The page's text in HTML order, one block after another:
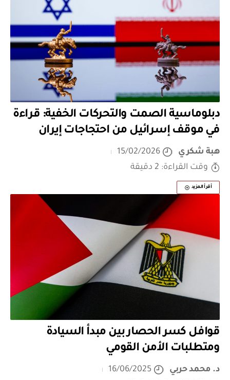
دبلوماسية الصمت والتحركات الخفية: قراءة
في موقف إسرائيل من احتجاجات إيران
هبة شكري
15/02/2026
وقت القراءة: 2 دقيقة
أقرأ المزيد
قوافل كسر الحصار بين مبدأ السيادة
ومتطلبات الأمن القومي
د. محمد حربي
16/06/2025